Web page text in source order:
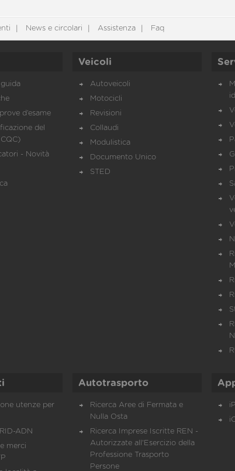
News e circolari Assistenza Faq
guida
d’esame
del
- Novità
Veicoli
Autoveicoli
Motocicli
Revisioni
Collaudi
Modulistica
Documento Unico
STED
utenze per
ADN
merci
Autotrasporto
Ricerca Aree di Fermata e
Nulla Osta
Ricerca Imprese Iscritte REN -
Autorizzate all'Esercizio della
Professione Trasporto
Persone